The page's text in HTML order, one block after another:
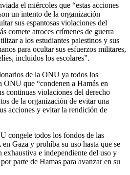
el miércoles que “estas acciones
un intento de la organización
sus espantosas violaciones del
comete atroces crímenes de guerra
a los estudiantes palestinos y sus
para ocultar sus esfuerzos militares,
incluidos los escolares”.
de la ONU ya todos los
ONU que “condenen a Hamás en
continuas violaciones del derecho
de la organización de evitar una
acciones y evitar la rendición de
congele todos los fondos de las
Gaza y prohíba su uso hasta que se
exhaustiva e independiente del uso y
parte de Hamas para avanzar en su